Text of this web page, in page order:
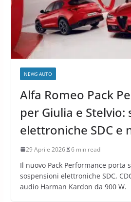
NEWS AUTO
Alfa Romeo Pack
per Giulia e
elettroniche SDC e
29 Aprile 2026 6 min read
Il nuovo Pack Performance porta
sospensioni elettroniche SDC,
audio Harman Kardon da 900 W.